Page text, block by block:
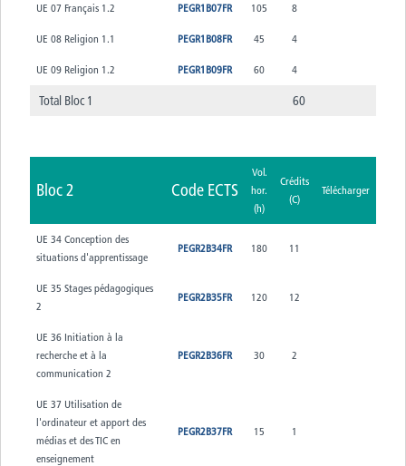
UE 07 Français 1.2 PEGR1B07FR 105 8
UE 08 Religion 1.1 PEGR1B08FR 45 4
UE 09 Religion 1.2 PEGR1B09FR 60 4
Total Bloc 1 60
Bloc 2 Code ECTS
Vol.
hor.
(h)
Crédits
(C)
Télécharger
UE 34 Conception des
situations d'apprentissage
PEGR2B34FR 180 11
UE 35 Stages pédagogiques
2
PEGR2B35FR 120 12
UE 36 Initiation à la
recherche et à la
communication 2
PEGR2B36FR 30 2
UE 37 Utilisation de
l'ordinateur et apport des
médias et des TIC en
enseignement
PEGR2B37FR 15 1